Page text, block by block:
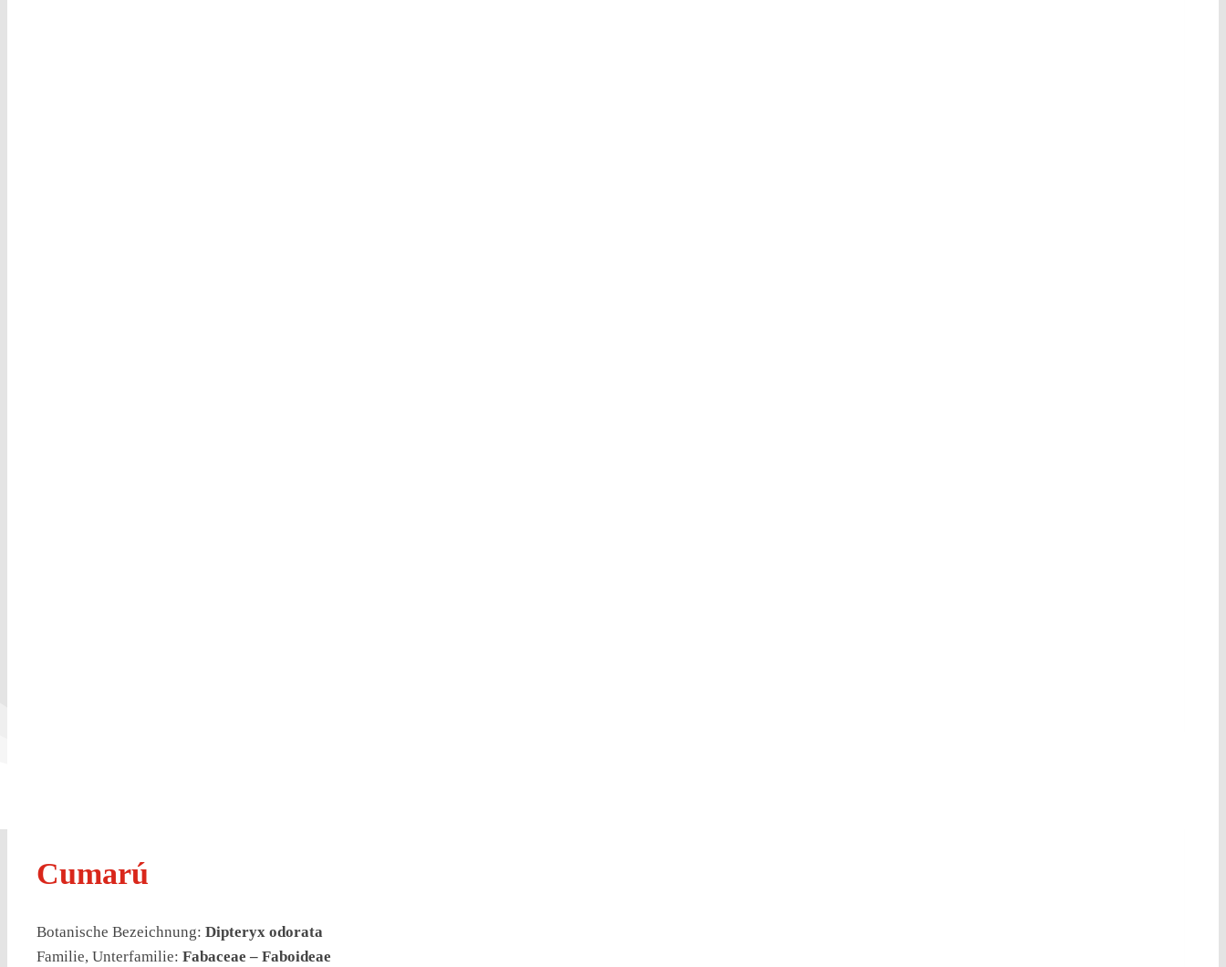
Cumarú
Botanische Bezeichnung: Dipteryx odorata
Familie, Unterfamilie: Fabaceae – Faboideae